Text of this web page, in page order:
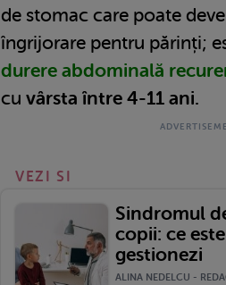
de stomac care poate
îngrijorare pentru părinți;
durere abdominală
cu vârsta între 4-11 ani.
VEZI SI
Sindromul
copii: ce
gestionezi
ALINA NEDELCU -